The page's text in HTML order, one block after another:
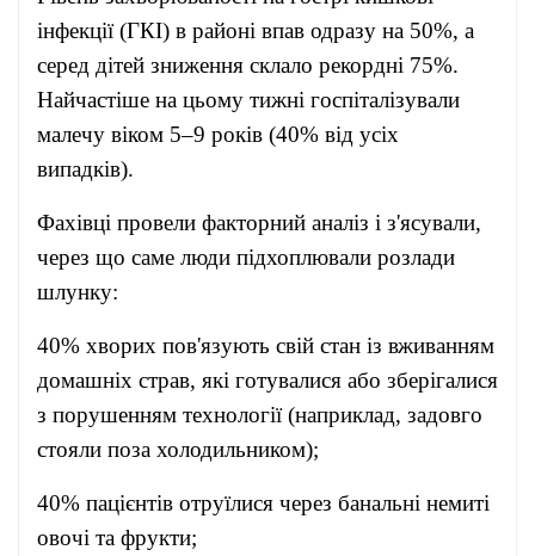
інфекції (ГКІ) в районі впав одразу на 50%, а
серед дітей зниження склало рекордні 75%.
Найчастіше на цьому тижні госпіталізували
малечу віком 5–9 років (40% від усіх
випадків).
Фахівці провели факторний аналіз і з'ясували,
через що саме люди підхоплювали розлади
шлунку:
40% хворих пов'язують свій стан із вживанням
домашніх страв, які готувалися або зберігалися
з порушенням технології (наприклад, задовго
стояли поза холодильником);
40% пацієнтів отруїлися через банальні немиті
овочі та фрукти;